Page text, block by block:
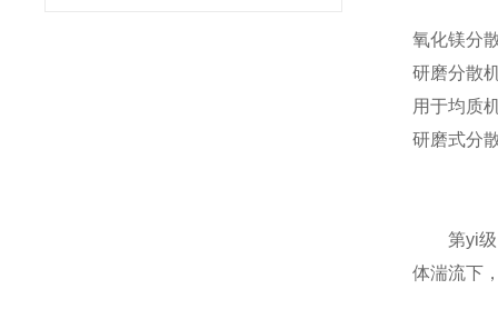
氧化镁分
研磨分散
用于均质
研磨式分
第yi
体湍流下